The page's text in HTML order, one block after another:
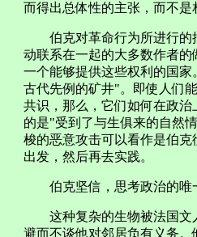
而得出总体性的主张，而不是
伯克对革命行为所进行的
动联系在一起的大多数作者
一个能够提供这些权利的国
古代先例的矿井"。即使人们
共识，那么，它们如何在政
的是"受到了与生俱来的自然
梭的恶意攻击可以看作是伯
出发，然后再去实践。
伯克坚信，思考政治的唯
这种复杂的生物被法国文
避而不谈他对邻居负有义务